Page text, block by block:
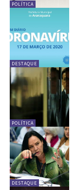
POLÍTICA
DESTAQUE
POLÍTICA
DESTAQUE